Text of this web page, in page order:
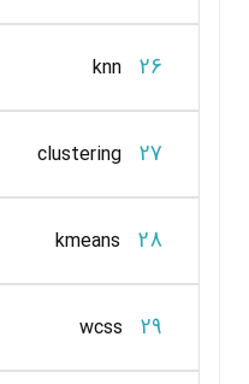
26
knn
27
clustering
28
kmeans
29
wcss